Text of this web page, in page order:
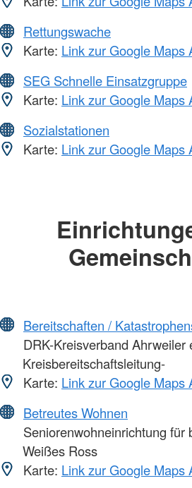
Rettungswache
Karte: Link zur Google Maps
SEG Schnelle Einsatzgruppe
Karte: Link zur Google Maps
Sozialstationen
Karte: Link zur Google Maps
Bereitschaften /
DRK-Kreisverband Ahrweiler
Kreisbereitschaftsleitung-
Karte: Link zur Google Maps
Betreutes Wohnen
Seniorenwohneinrichtung für
Weißes Ross
Karte: Link zur Google Maps